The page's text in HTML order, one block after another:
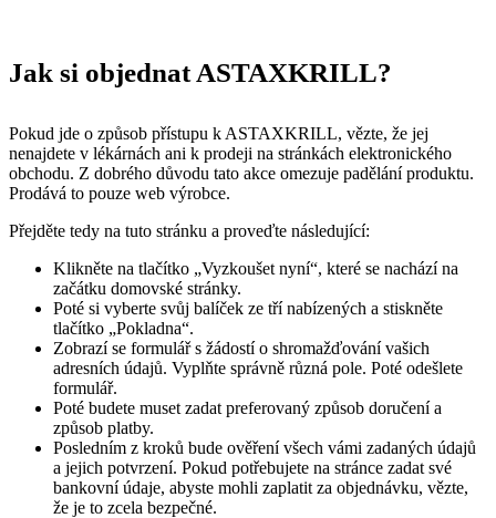
Jak si objednat ASTAXKRILL?
Pokud jde o způsob přístupu k ASTAXKRILL, vězte, že jej
nenajdete v lékárnách ani k prodeji na stránkách elektronického
obchodu. Z dobrého důvodu tato akce omezuje padělání produktu.
Prodává to pouze web výrobce.
Přejděte tedy na tuto stránku a proveďte následující:
Klikněte na tlačítko „Vyzkoušet nyní“, které se nachází na
začátku domovské stránky.
Poté si vyberte svůj balíček ze tří nabízených a stiskněte
tlačítko „Pokladna“.
Zobrazí se formulář s žádostí o shromažďování vašich
adresních údajů. Vyplňte správně různá pole. Poté odešlete
formulář.
Poté budete muset zadat preferovaný způsob doručení a
způsob platby.
Posledním z kroků bude ověření všech vámi zadaných údajů
a jejich potvrzení. Pokud potřebujete na stránce zadat své
bankovní údaje, abyste mohli zaplatit za objednávku, vězte,
že je to zcela bezpečné.